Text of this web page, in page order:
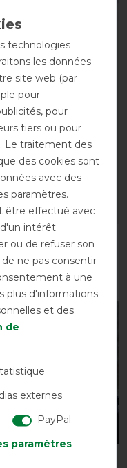
Tail protector/bag
- Protection de
€ *
LISTE DE SOUHAITS
également
technologies
les données
site web (par
pour
pour
tiers ou pour
Le traitement des
des cookies sont
avec des
paramètres.
être effectué avec
intérêt
ou de refuser son
ne pas consentir
à une
plus d'informations
et des
de
externes
PayPal
paramètres